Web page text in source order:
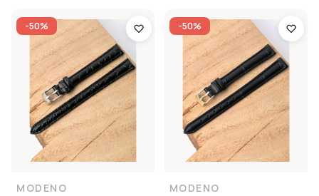
-50%
MODENO
-50%
MODENO